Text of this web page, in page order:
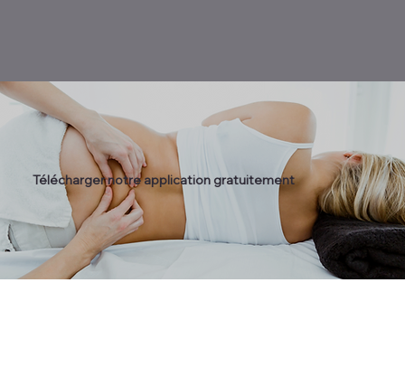
Télécharger notre application gratuitement